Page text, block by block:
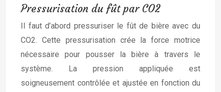
Pressurisation du fût par CO2
Il faut d’abord pressuriser le fût de bière avec du
CO2. Cette pressurisation crée la force motrice
nécessaire pour pousser la bière à travers le
système. La pression appliquée est
soigneusement contrôlée et ajustée en fonction du